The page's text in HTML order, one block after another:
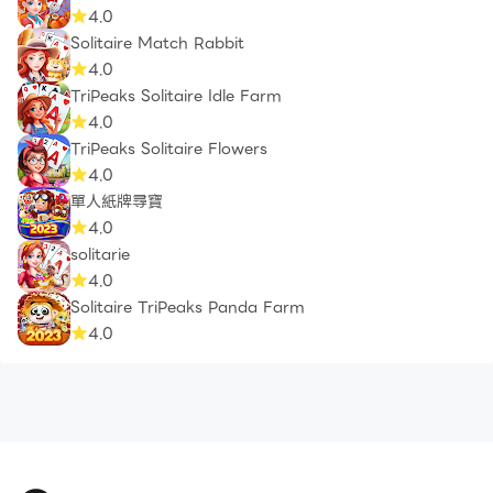
4.0
Solitaire Match Rabbit
4.0
TriPeaks Solitaire Idle Farm
4.0
TriPeaks Solitaire Flowers
4.0
單人紙牌尋寶
4.0
solitarie
4.0
Solitaire TriPeaks Panda Farm
4.0